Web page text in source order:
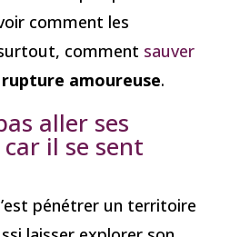
comment les
comment sauver
rupture amoureuse.
aller ses
il se sent
pénétrer un territoire